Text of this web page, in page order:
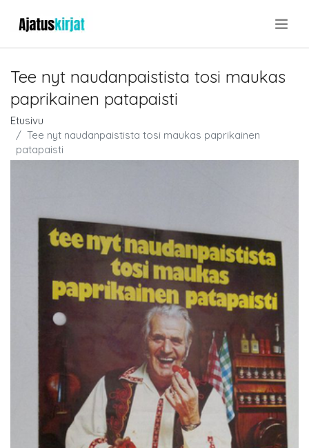
Tee nyt naudanpaistista tosi maukas
paprikainen patapaisti
Etusivu
Tee nyt naudanpaistista tosi maukas paprikainen
patapaisti